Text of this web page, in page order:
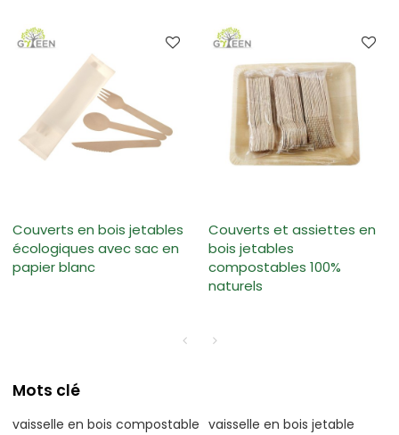
Couverts en bois jetables
écologiques avec sac en
papier blanc
Couverts et assiettes en
bois jetables
compostables 100%
naturels
Mots clé
vaisselle en bois compostable vaisselle en bois jetable